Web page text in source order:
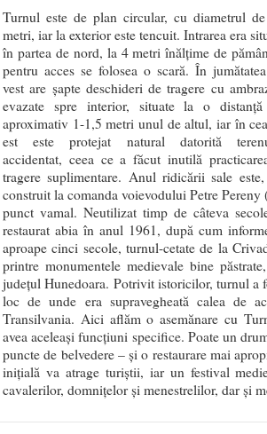
Turnul este de plan circular, cu diametrul
metri, iar la exterior este tencuit. Intrarea era
în partea de nord, la 4 metri înălţime de
pentru acces se folosea o scară. În
vest are şapte deschideri de tragere cu
evazate spre interior, situate la o
aproximativ 1-1,5 metri unul de altul, iar în
est este protejat natural datorită
accidentat, ceea ce a făcut inutilă
tragere suplimentare. Anul ridicării sale
construit la comanda voievodului Petre
punct vamal. Neutilizat timp de câteva
restaurat abia în anul 1961, după cum
aproape cinci secole, turnul-cetate de la
printre monumentele medievale bine
judeţul Hunedoara. Potrivit istoricilor, turnul a
loc de unde era supravegheată calea de
Transilvania. Aici aflăm o asemănare cu
avea aceleași funcțiuni specifice. Poate un
puncte de belvedere – și o restaurare mai
inițială va atrage turiștii, iar un festival
cavalerilor, domnițelor și menestrelilor, dar și